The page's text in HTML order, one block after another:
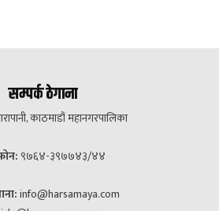
सम्पर्क ठेगाना
काठमाडौं महानगरपालिका
९७६४-३९७७४३/४४
info@harsamaya.com